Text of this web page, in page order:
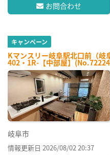
お問合わせ
キャンペーン
Kマンスリー岐阜駅北口前（岐
402・1R-【中部屋】
岐阜市
情報更新日 2026/08/02 20:37